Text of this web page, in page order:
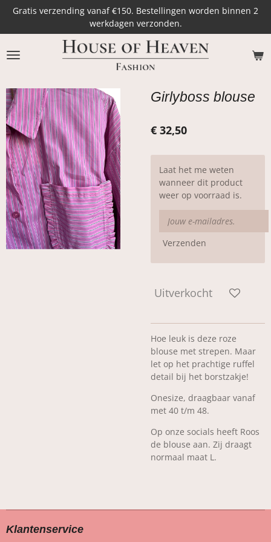
Ga
naar
de
hoofdinhoud
Gratis verzending vanaf €150. Bestellingen worden binnen 2
werkdagen verzonden.
Girlyboss blouse
€ 32,50
Laat het me weten
wanneer dit product
weer op voorraad is.
Verzenden
Uitverkocht
Hoe leuk is deze roze
blouse met strepen. Maar
let op het prachtige ruffel
detail bij het borstzakje!
Onesize, draagbaar vanaf
met 40 t/m 48.
Op onze socials heeft Roos
de blouse aan. Zij draagt
normaal maat L.
Klantenservice